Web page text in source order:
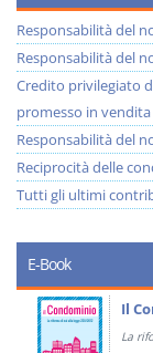
Responsabilità del
Responsabilità del
Credito privilegiato
promesso in vendita
Responsabilità del
Reciprocità delle
Tutti gli ultimi
E-Book
Il
La